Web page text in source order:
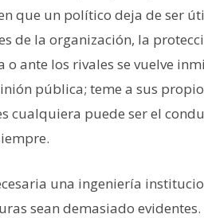
que un político deja de ser
de la organización, la
ante los rivales se vuelve
pública; teme a sus
cualquiera puede ser el
una ingeniería
sean demasiado